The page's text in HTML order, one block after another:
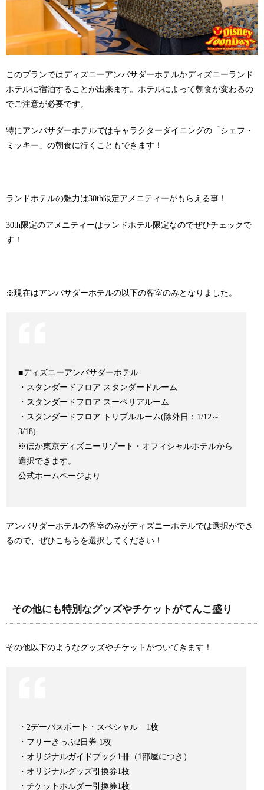
このプランではディズニーアンバサダーホテルかディズニーランド
ホテルに宿泊することが出来ます。ホテルによって朝食が変わるの
でご注意が必要です。
特にアンバサダーホテルではキャラクターダイニングの「シェフ・
ミッキー」の朝食に行くこともできます！
ランドホテルの魅力は30th限定アメニティーがもらえる事！
30th限定のアメニティーはランドホテル限定なのでぜひチェックで
す！
※現在はアンバサダーホテルの以下の客室のみとなりました。
■ディズニーアンバサダーホテル
・スタンダードフロア スタンダードルーム
・スタンダードフロア スーペリアルーム
・スタンダードフロア トリプルルーム(除外日：1/12～
3/18)
※ほか東京ディズニーリゾート・オフィシャルホテルから
選択できます。
公式ホームページより
アンバサダーホテルの客室のみがディズニーホテルでは選択ができ
るので、ぜひこちらを選択してください！
その他にも特別なグッズやチケットがてんこ盛り
その他以下のようなグッズやチケットがついてきます！
・2デーパスポート・スペシャル 1枚
・フリーきっぷ2日券 1枚
・オリジナルガイドブック1冊（1部屋につき）
・オリジナルグッズ引換券1枚
・チケットホルダー引換券1枚